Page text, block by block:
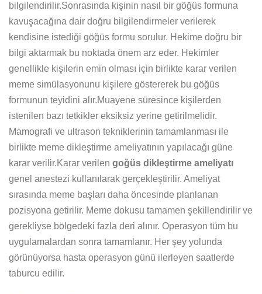
bilgilendirilir.Sonrasında kişinin nasıl bir göğüs formuna
kavuşacağına dair doğru bilgilendirmeler verilerek
kendisine istediği göğüs formu sorulur. Hekime doğru bir
bilgi aktarmak bu noktada önem arz eder. Hekimler
genellikle kişilerin emin olması için birlikte karar verilen
meme simülasyonunu kişilere göstererek bu göğüs
formunun teyidini alır.Muayene süresince kişilerden
istenilen bazı tetkikler eksiksiz yerine getirilmelidir.
Mamografi ve ultrason tekniklerinin tamamlanması ile
birlikte meme dikleştirme ameliyatının yapılacağı güne
karar verilir.Karar verilen goğüs dikleştirme ameliyatı
genel anestezi kullanılarak gerçekleştirilir. Ameliyat
sırasında meme başları daha öncesinde planlanan
pozisyona getirilir. Meme dokusu tamamen şekillendirilir ve
gerekliyse bölgedeki fazla deri alınır. Operasyon tüm bu
uygulamalardan sonra tamamlanır. Her şey yolunda
görünüyorsa hasta operasyon günü ilerleyen saatlerde
taburcu edilir.